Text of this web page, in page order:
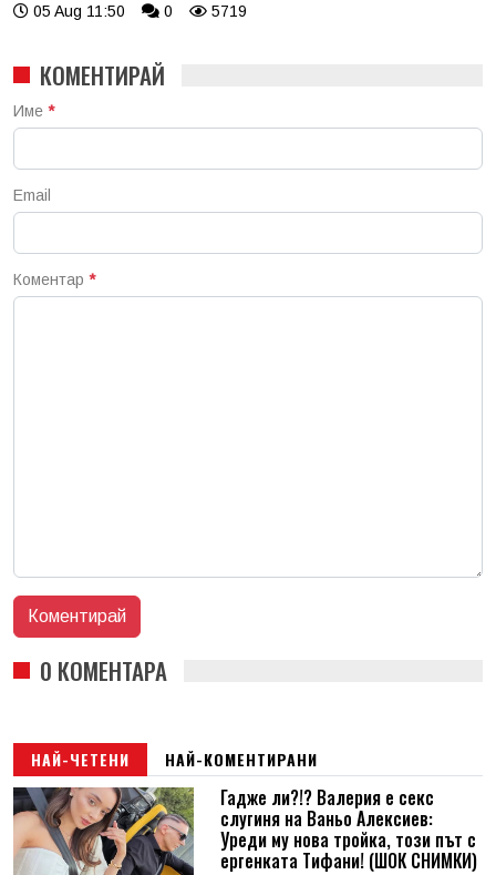
05 Aug 11:50 0 5719
КОМЕНТИРАЙ
Име *
Email
Коментар *
0 КОМЕНТАРА
НАЙ-ЧЕТЕНИ НАЙ-КОМЕНТИРАНИ
Гадже ли?!? Валерия е секс
слугиня на Ваньо Алексиев:
Уреди му нова тройка, този път с
ергенката Тифани! (ШОК СНИМКИ)